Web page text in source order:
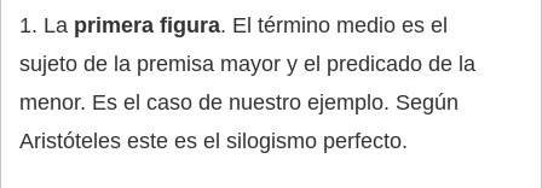
1. La primera figura. El término medio es el
sujeto de la premisa mayor y el predicado de la
menor. Es el caso de nuestro ejemplo. Según
Aristóteles este es el silogismo perfecto.